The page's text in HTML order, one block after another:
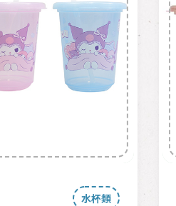
水杯類